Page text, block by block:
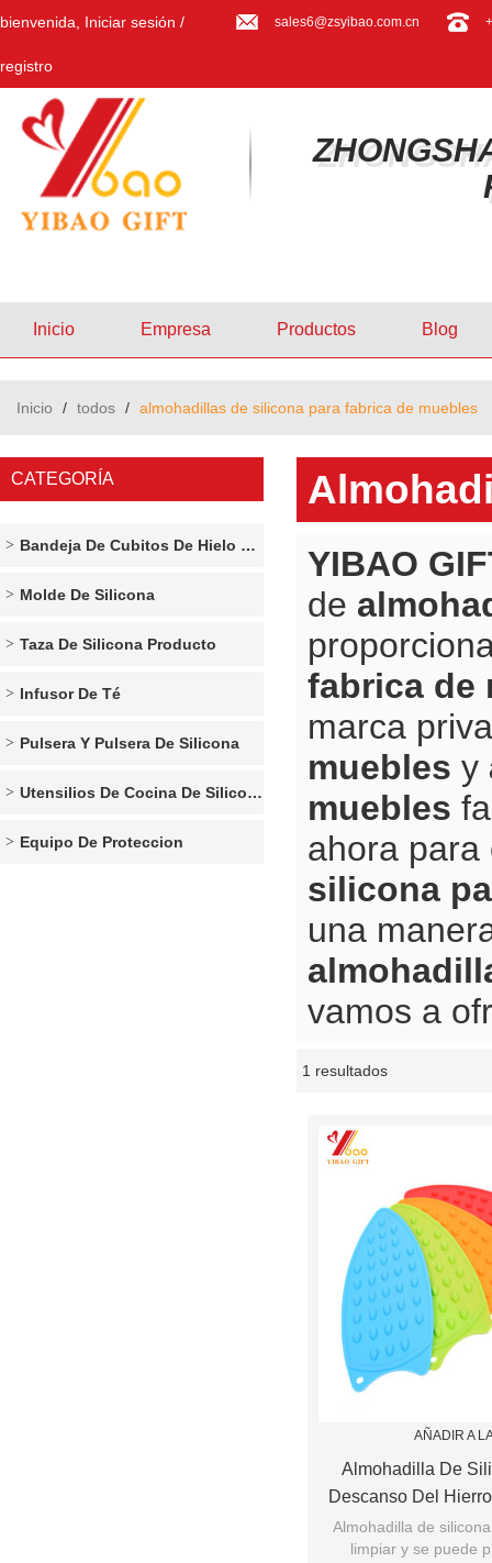
bienvenida, Iniciar sesión /
registro
sales6@zsyibao.com.cn
Inicio Empresa Productos Blog
Inicio / todos / almohadillas de silicona para fabrica de muebles
CATEGORÍA
Bandeja De Cubitos De Hielo De Silicona
Molde De Silicona
Taza De Silicona Producto
Infusor De Té
Pulsera Y Pulsera De Silicona
Utensilios De Cocina De Silicona
Equipo De Proteccion
YIBAO
de
fabrica de
marca
muebles y
muebles
ahora
silicona
una
vamos a
1 resultados
AÑADIR A
Almohadilla De
Descanso Del
Resistente
Almohadilla de
limpiar y se puede